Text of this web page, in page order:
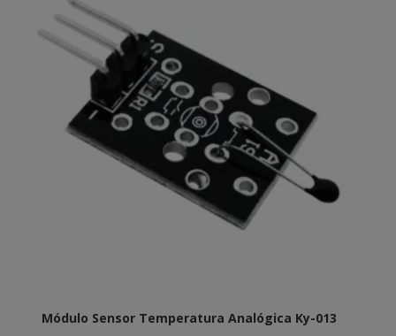
Módulo Sensor Temperatura Analógica Ky-013